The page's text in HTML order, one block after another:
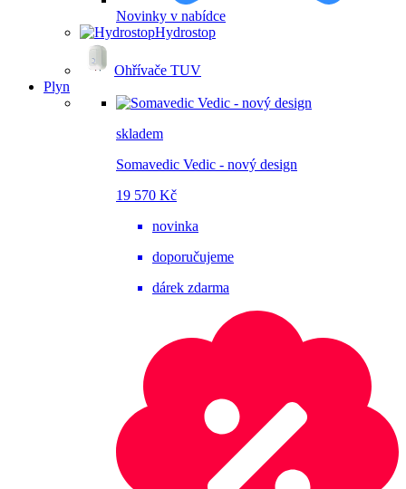
Novinky v nabídce
Hydrostop
Ohřívače TUV
Plyn
skladem
Somavedic Vedic - nový design
19 570 Kč
novinka
doporučujeme
dárek zdarma